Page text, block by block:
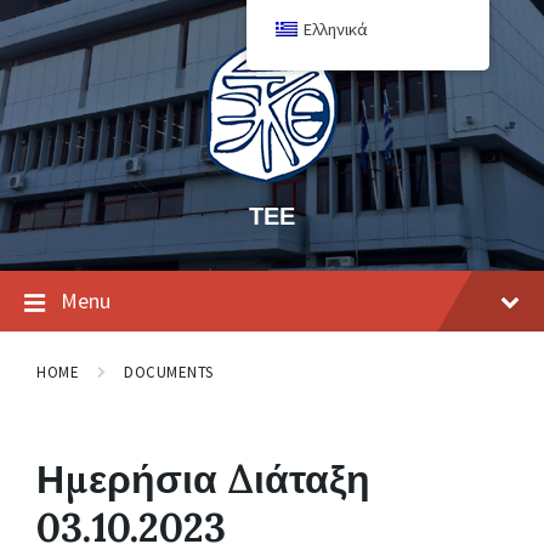
ΤΕΕ
Menu
HOME DOCUMENTS
Ημερήσια Διάταξη
03.10.2023
Ελληνικά